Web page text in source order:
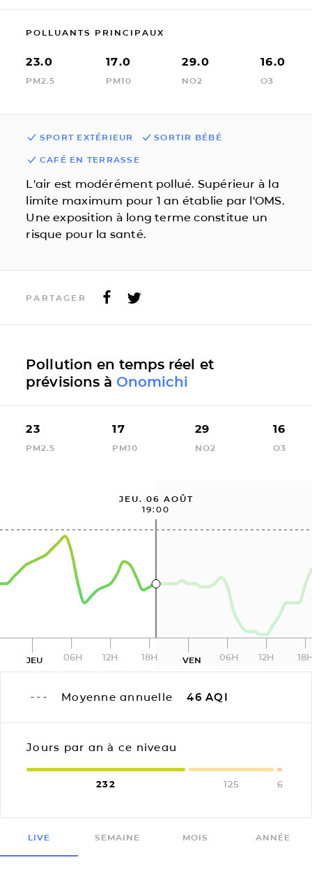
POLLUANTS PRINCIPAUX
23.0
PM2.5
17.0
PM10
29.0
NO2
16.0
O3
SPORT EXTÉRIEUR SORTIR BÉBÉ
CAFÉ EN TERRASSE
L'air est modérément pollué. Supérieur à la
limite maximum pour 1 an établie par l'OMS.
Une exposition à long terme constitue un
risque pour la santé.
PARTAGER
Pollution en temps réel et
prévisions à Onomichi
23
PM2.5
17
PM10
29
NO2
16
O3
JEU. 06 AOÛT
19:00
JEU 06H 12H 18H VEN 06H 12H
Moyenne annuelle 46 AQI
Jours par an à ce niveau
232 125 6
LIVE SEMAINE MOIS ANNÉE